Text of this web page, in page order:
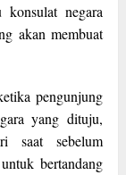
negara
akan membuat
pengunjung
yang dituju,
saat sebelum
bertandang